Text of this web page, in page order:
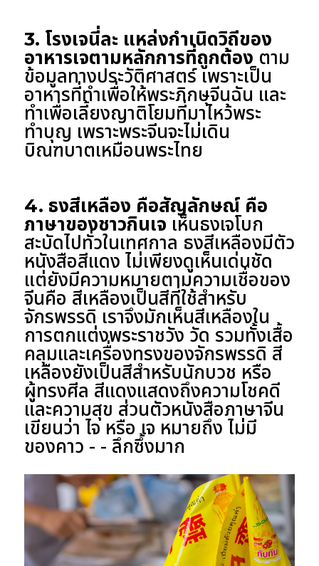
3. โรงเจนี่ละ แหล่งกำเนิดวิถีของ
อาหารเจตามหลักการที่ถูกต้อง ตาม
ข้อมูลทางประวัติศาสตร์ เพราะเป็น
อาหารที่ทำเพื่อให้พระภิกษุจีนฉัน และ
ทำเพื่อเลี้ยงญาติโยมที่มาไหว้พระ
ทำบุญ เพราะพระจีนจะไม่เดิน
บิณฑบาตเหมือนพระไทย
4. ธงสีเหลือง คือสัญลักษณ์ คือ
ภาษาของชาวกินเจ เห็นธงเจโบก
สะบัดไปทั่วในเทศกาล ธงสีเหลืองมีตัว
หนังสือสีแดง ไม่เพียงดูเห็นเด่นชัด
แต่ยังมีความหมายตามความเชื่อของ
จีนคือ สีเหลืองเป็นสีที่ใช้สำหรับ
จักรพรรดิ เราจึงมักเห็นสีเหลืองใน
การตกแต่งพระราชวัง วัด รวมทั้งเสื้อ
คลุมและเครื่องทรงของจักรพรรดิ สี
เหลืองยังเป็นสีสำหรับนักบวช หรือ
ผู้ทรงศีล สีแดงแสดงถึงความโชคดี
และความสุข ส่วนตัวหนังสือภาษาจีน
เขียนว่า ไจ หรือ เจ หมายถึง ไม่มี
ของคาว - - ลึกซึ้งมาก